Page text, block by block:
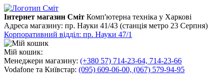
Інтернет магазин Сміт Комп'ютерна техніка у Харкові
Адреса магазину: пр. Науки 41/43 (станція метро 23 Серпня)
Корпоративний відділ: пр. Науки 47/1
Мій кошик:
Менеджери магазину: (+380 57) 714-23-64, 714-23-66
Vodafone та Київстар: (095) 609-06-00, (067) 579-94-95